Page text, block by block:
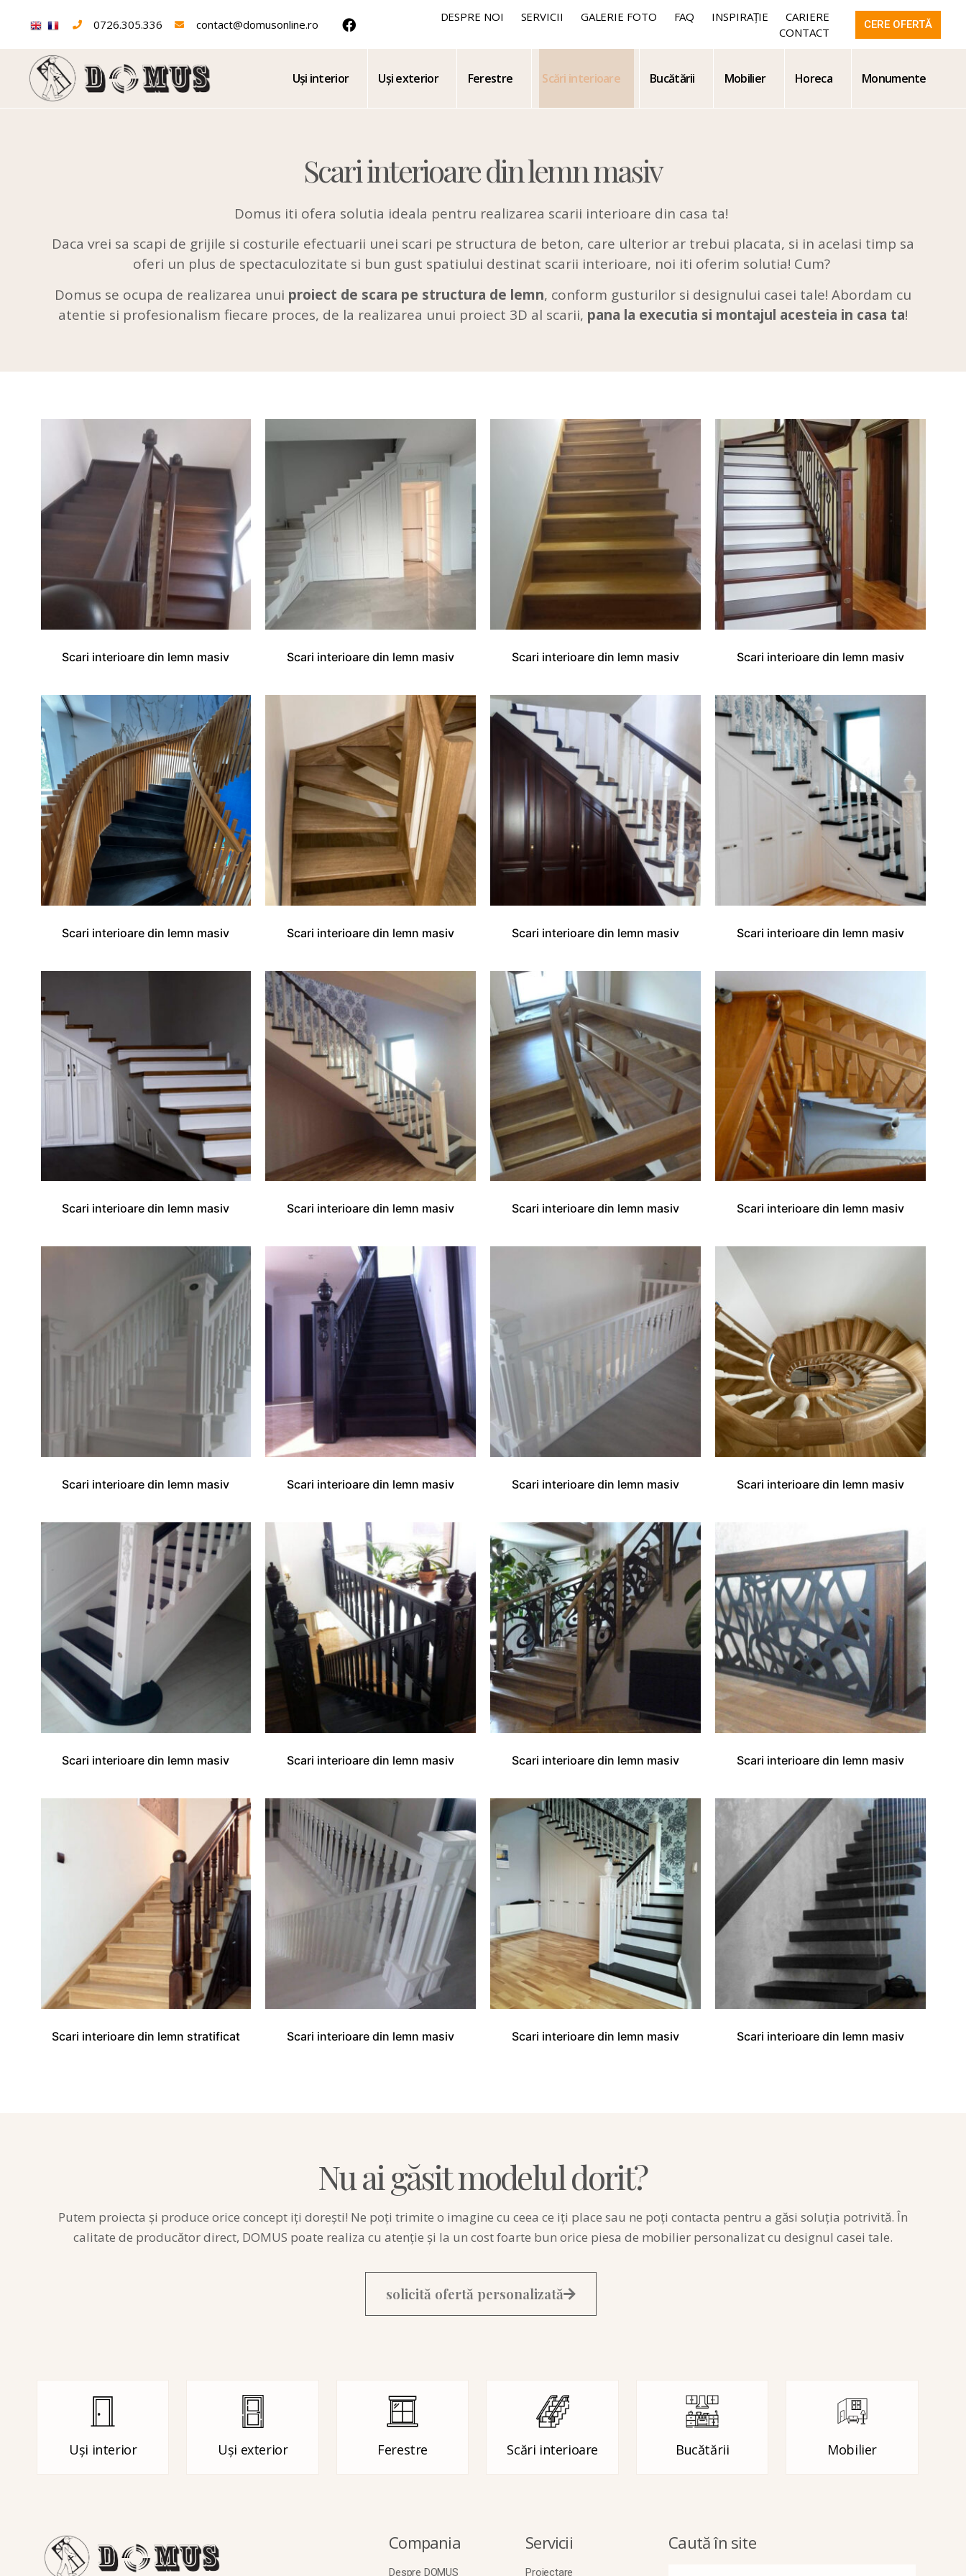
0726.305.336 contact@domusonline.ro
DESPRE NOI SERVICII GALERIE FOTO FAQ INSPIRAȚIE
CARIERE
CONTACT
CERE OFERTĂ
Uși interior Uși exterior Ferestre Scări interioare Bucătării Mobilier Horeca Monumente
Scari interioare din lemn masiv
Domus iti ofera solutia ideala pentru realizarea scarii interioare din casa ta!
Daca vrei sa scapi de grijile si costurile efectuarii unei scari pe structura de beton, care ulterior ar trebui placata, si in acelasi timp sa
oferi un plus de spectaculozitate si bun gust spatiului destinat scarii interioare, noi iti oferim solutia! Cum?
Domus se ocupa de realizarea unui proiect de scara pe structura de lemn, conform gusturilor si designului casei tale! Abordam cu
atentie si profesionalism fiecare proces, de la realizarea unui proiect 3D al scarii, pana la executia si montajul acesteia in casa ta!
Scari interioare din lemn masiv Scari interioare din lemn masiv Scari interioare din lemn masiv Scari interioare din lemn masiv
Scari interioare din lemn masiv Scari interioare din lemn masiv Scari interioare din lemn masiv Scari interioare din lemn masiv
Scari interioare din lemn masiv Scari interioare din lemn masiv Scari interioare din lemn masiv Scari interioare din lemn masiv
Scari interioare din lemn masiv Scari interioare din lemn masiv Scari interioare din lemn masiv Scari interioare din lemn masiv
Scari interioare din lemn masiv Scari interioare din lemn masiv Scari interioare din lemn masiv Scari interioare din lemn masiv
Scari interioare din lemn stratificat Scari interioare din lemn masiv Scari interioare din lemn masiv Scari interioare din lemn masiv
Nu ai găsit modelul dorit?
Putem proiecta și produce orice concept iți dorești! Ne poți trimite o imagine cu ceea ce iți place sau ne poți contacta pentru a găsi soluția potrivită. În
calitate de producătordirect, DOMUS poate realiza cu atenție și la un cost foarte bun orice piesa de mobilier personalizat cu designul casei tale.
solicită ofertă personalizată
Uși interior Uși exterior Ferestre Scări interioare Bucătării Mobilier
Compania
Despre DOMUS
Servicii
Proiectare
Caută în site